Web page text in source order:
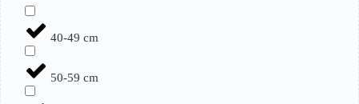
40-49 cm
50-59 cm